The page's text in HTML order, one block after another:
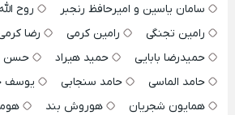
سامان یاسین و امیرحافظ رنجبر
روح
رامین تجنگی
رامین کرمی رضا
حمیدرضا بابایی
حمید هیراد
حسن
حامد الماسی
حامد سنجابی
یوسف
همایون شجریان
هوروش بند